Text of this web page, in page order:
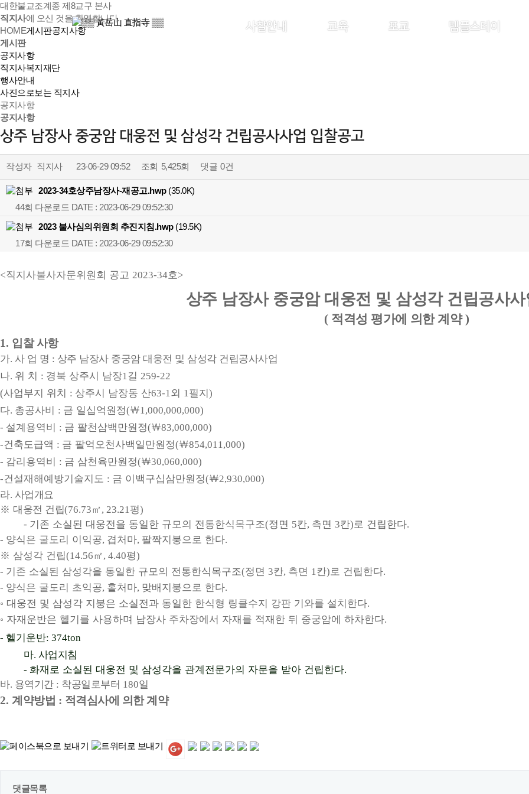
사찰안내 교육 포교 템플스테이
대한불교조계종 제8교구 본사
직지사에 오신 것을 환영합니다.
HOME게시판공지사항
게시판
공지사항
직지사복지재단
행사안내
사진으로보는 직지사
공지사항
공지사항
상주 남장사 중궁암 대웅전 및 삼성각 건립공사사업 입찰공고
작성자 직지사 23-06-29 09:52 조회 5,425회 댓글 0건
2023-34호상주남장사-재공고.hwp(35.0K)
44회 다운로드 DATE : 2023-06-29 09:52:30
2023 불사심의위원회 추진지침.hwp(19.5K)
17회 다운로드 DATE : 2023-06-29 09:52:30
<직지사불사자문위원회 공고 2023-34호>
상주 남장사 중궁암 대웅전 및 삼성각 건립공사
( 적격성 평가에 의한 계약)
1. 입찰 사항
가. 사 업 명 : 상주 남장사 중궁암 대웅전 및 삼성각 건립공사사업
나. 위 치 : 경북 상주시 남장1길 259-22
(사업부지 위치 : 상주시 남장동 산63-1외 1필지)
다. 총공사비 : 금 일십억원정(￦1,000,000,000)
- 설계용역비 : 금 팔천삼백만원정(￦83,000,000)
-건축도급액 : 금 팔억오천사백일만원정(￦854,011,000)
- 감리용역비 : 금 삼천육만원정(￦30,060,000)
-건설재해예방기술지도 : 금 이백구십삼만원정(￦2,930,000)
라. 사업개요
※ 대웅전 건립(76.73㎡ , 23.21평)
- 기존 소실된 대웅전을 동일한 규모의 전통한식목구조(정면 5칸, 측면 3칸)로 건립한다.
- 양식은 굴도리 이익공, 겹처마, 팔짝지붕으로 한다.
※ 삼성각 건립(14.56㎡ , 4.40평)
- 기존 소실된 삼성각을 동일한 규모의 전통한식목구조(정면 3칸, 측면 1칸)로 건립한다.
- 양식은 굴도리 초익공, 홑처마, 맞배지붕으로 한다.
◦ 대웅전 및 삼성각 지붕은 소실전과 동일한 한식형 링클수지 강판 기와를 설치한다.
◦ 자재운반은 헬기를 사용하며 남장사 주차장에서 자재를 적재한 뒤 중궁암에 하차한다.
- 헬기운반: 374ton
마. 사업지침
- 화재로 소실된 대웅전 및 삼성각을 관계전문가의 자문을 받아 건립한다.
바. 용역기간 : 착공일로부터 180일
2. 계약방법 : 적격심사에 의한 계약
댓글목록